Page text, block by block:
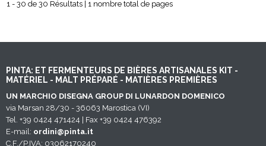
1 - 30 de 30 Résultats | 1 nombre total de pages
PINTA: ET FERMENTEURS DE BIÈRES ARTISANALES KIT -
MATÉRIEL - MALT PRÉPARÉ - MATIÈRES PREMIÈRES
UN MARCHIO DISEGNA GROUP DI LUNARDON DOMENICO
via Marsan 28/30 - 36063 Marostica (VI)
Tel. +39 0424 471424 | Fax +39 0424 476392
E-mail: ordini@pinta.it
C.F./P.IVA: 03062170240